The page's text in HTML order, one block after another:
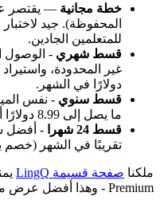
خطة مجانية
المحفوظة). جيد
للمتعلمين الجادين.
قسط شهري
دولارًا في الشهر.
قسط سنوي - نفس
ما يصل إلى 8.99 دولارًا أمريكيًا شهريًا (توفير حوالي 33٪).
قسط 24 شهرا
تقريبًا في الشهر (خصم يصل إلى 40% على
ملكنا صفحة قسيمة LingQ
Premium - وهذا أفضل عرض متاح في أي مكان.